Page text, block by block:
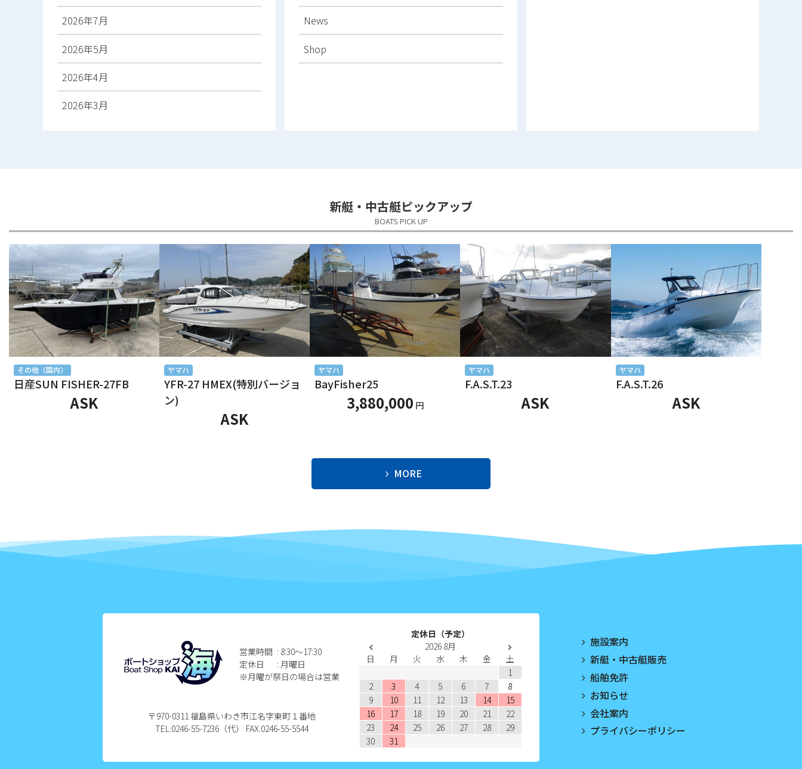
2026年7月
2026年5月
2026年4月
2026年3月
2025年10月
2025年9月
2025年8月
2025年7月
2025年6月
2025年5月
2024年11月
2024年9月
News
Shop
新艇・中古艇ピックアップ
BOATS PICK UP
その他（国内）
日産SUN FISHER-27FB
ASK
ヤマハ
YFR-27 HMEX(特別バージョ
ン)
ASK
ヤマハ
BayFisher25
3,880,000 円
ヤマハ
F.A.S.T.23
ASK
ヤマハ
F.A.S.T.26
ASK
MORE
施設案内
新艇・中古艇販売
船舶免許
お知らせ
会社案内
プライバシーポリシー
営業時間 : 8:30〜17:30
定休日
: 月曜日
※月曜が祭日の場合は営業
〒970-0311 福島県いわき市江名字東町１番地
TEL.0246-55-7236（代） FAX.0246-55-5544
定休日（予定）
2026 8月
日
月 火 水 木 金
土
1
2
3 4 5 6 7
8
9
10 11 12 13 14
15
16
17 18 19 20 21
22
23
24 25 26 27 28
29
30
31